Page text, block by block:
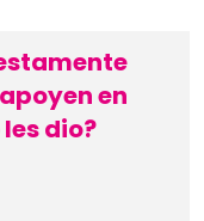
en
dio?